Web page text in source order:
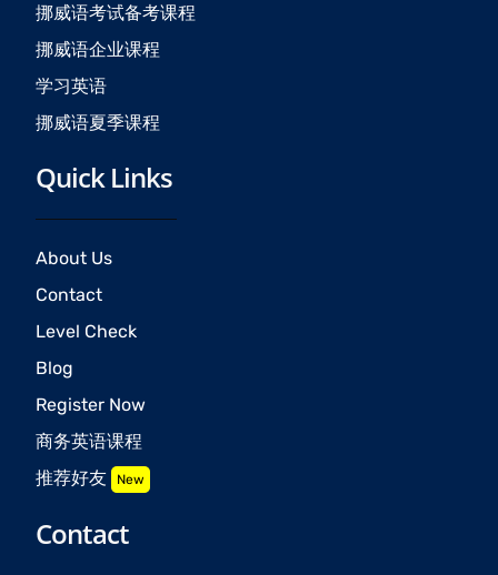
挪威语考试备考课程
挪威语企业课程
学习英语
挪威语夏季课程
Quick Links
About Us
Contact
Level Check
Blog
Register Now
商务英语课程
推荐好友 New
Contact